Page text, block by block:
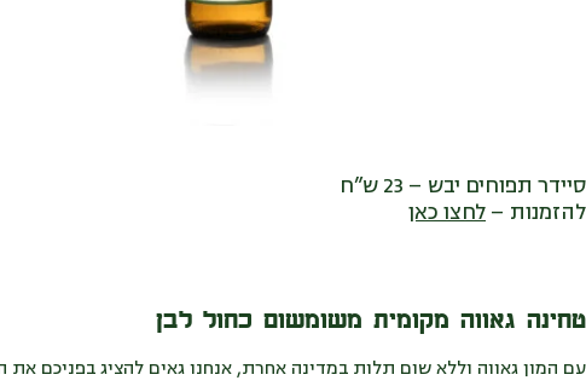
סיידר תפוחים יבש – 23 ש”ח
להזמנות – לחצו כאן
טחינה גאווה מקומית משומשום כחול לבן
עם המון גאווה וללא שום תלות במדינה אחרת, אנחנו גאים להציג בפניכם